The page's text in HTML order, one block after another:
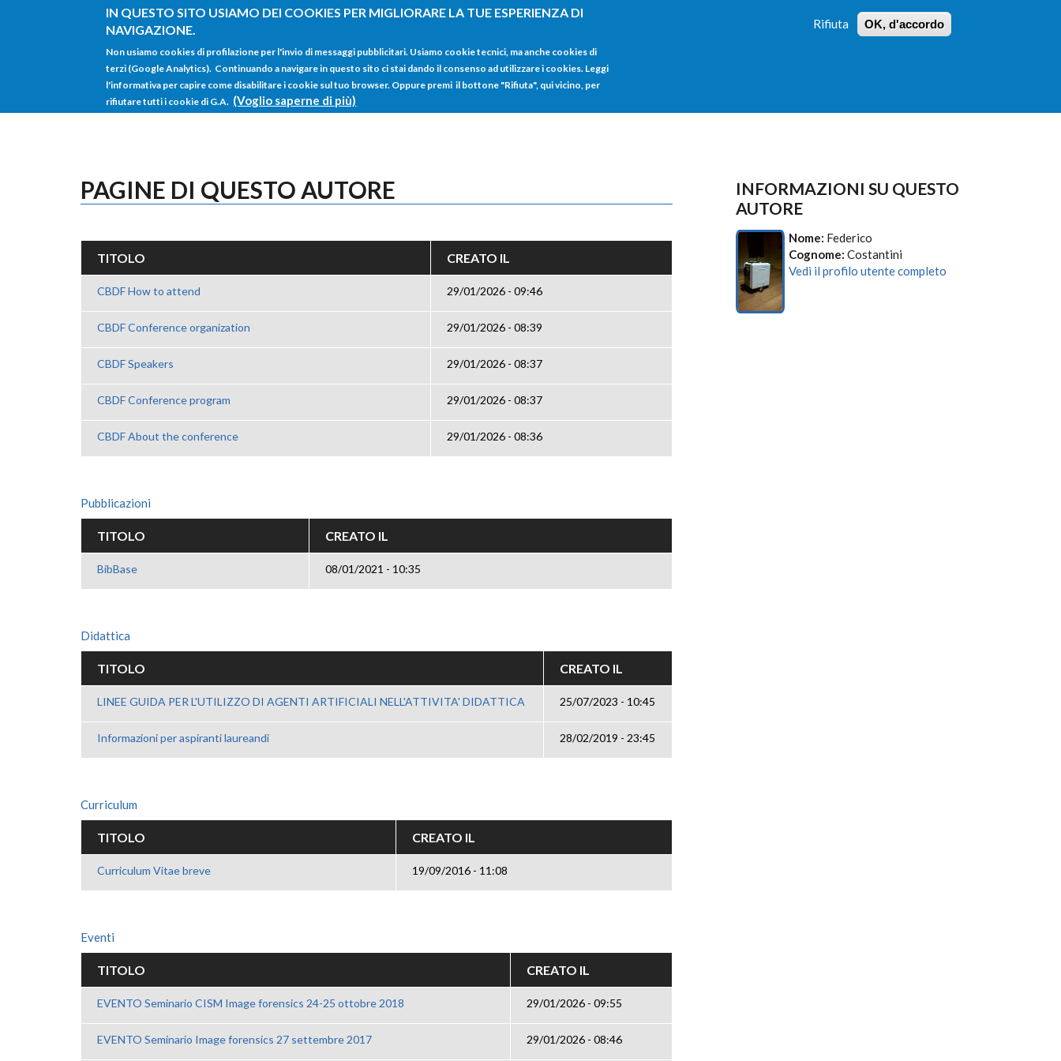
IN QUESTO SITO USIAMO DEI COOKIES PER MIGLIORARE LA TUE ESPERIENZA DI
NAVIGAZIONE.
Non usiamo cookies di profilazione per l'invio di messaggi pubblicitari. Usiamo cookie tecnici, ma anche cookies di
terzi (Google Analytics). Continuando a navigare in questo sito ci stai dando il consenso ad utilizzare i cookies. Leggi
l'informativa per capire come disabilitare i cookie sul tuo browser. Oppure premi il bottone "Rifiuta", qui vicino, per
rifiutare tutti i cookie di G.A. (Voglio saperne di più)
Rifiuta OK, d'accordo
Salta al contenuto principale
RICERCA
HOME
PAGINE DI QUESTO AUTORE
TITOLO CREATO IL
CBDF How to attend 29/01/2026 - 09:46
CBDF Conference organization 29/01/2026 - 08:39
CBDF Speakers 29/01/2026 - 08:37
CBDF Conference program 29/01/2026 - 08:37
CBDF About the conference 29/01/2026 - 08:36
Pubblicazioni
TITOLO CREATO IL
BibBase 08/01/2021 - 10:35
Didattica
TITOLO CREATO IL
LINEE GUIDA PER L'UTILIZZO DI AGENTI ARTIFICIALI NELL'ATTIVITA' DIDATTICA 25/07/2023 - 10:45
Informazioni per aspiranti laureandi 28/02/2019 - 23:45
Curriculum
TITOLO CREATO IL
Curriculum Vitae breve 19/09/2016 - 11:08
Eventi
TITOLO CREATO IL
EVENTO Seminario CISM Image forensics 24-25 ottobre 2018 29/01/2026 - 09:55
EVENTO Seminario Image forensics 27 settembre 2017 29/01/2026 - 08:46
INFORMAZIONI SU QUESTO
AUTORE
Nome: Federico
Cognome: Costantini
Vedi il profilo utente completo